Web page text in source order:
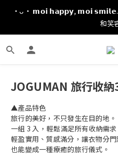
·ᴗ· 𝗺𝗼𝗶 𝗵𝗮𝗽𝗽𝘆, 𝗺𝗼𝗶 𝘀𝗺𝗶𝗹𝗲.
和笑
JOGUMAN 旅行收
▲產品特色
旅行的美好，不只發生在目的地。
一組 3 入，輕鬆滿足所有收納需求
輕盈實用、質感滿分，讓衣物分
也能變成一種療癒的旅行儀式。